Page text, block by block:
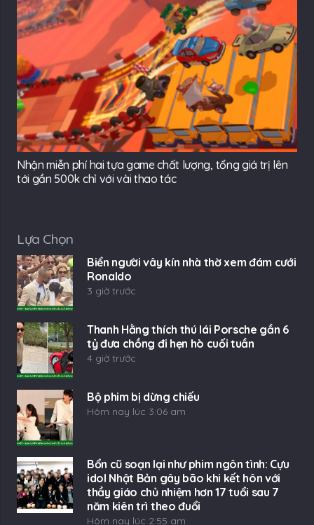
Nhận miễn phí hai tựa game chất lượng, tổng giá trị lên
tới gần 500k chỉ với vài thao tác
Lựa Chọn
Biển người vây kín nhà thờ xem đám cưới
Ronaldo
3 giờ trước
Thanh Hằng thích thú lái Porsche gần 6
tỷ đưa chồng đi hẹn hò cuối tuần
4 giờ trước
Bộ phim bị dừng chiếu
Hôm nay lúc 3:06 am
Bổn cũ soạn lại như phim ngôn tình: Cựu
idol Nhật Bản gây bão khi kết hôn với
thầy giáo chủ nhiệm hơn 17 tuổi sau 7
năm kiên trì theo đuổi
Hôm nay lúc 2:55 am